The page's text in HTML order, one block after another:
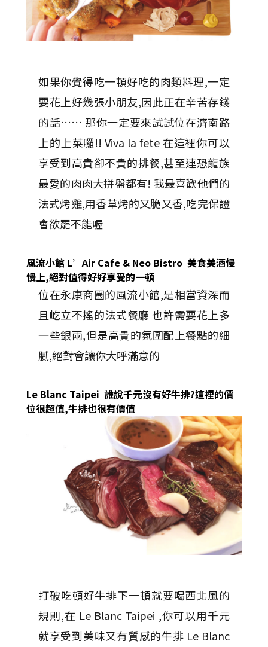
如果你覺得吃一頓好吃的肉類料理,一定
要花上好幾張小朋友,因此正在辛苦存錢
的話…… 那你一定要來試試位在濟南路
上的上菜囉!! Viva la fete 在這裡你可以
享受到高貴卻不貴的排餐,甚至連恐龍族
最愛的肉肉大拼盤都有! 我最喜歡他們的
法式烤雞,用香草烤的又脆又香,吃完保證
會欲罷不能喔
風流小館 L’Air Cafe & Neo Bistro 美食美酒慢
慢上,絕對值得好好享受的一頓
位在永康商圈的風流小館,是相當資深而
且屹立不搖的法式餐廳 也許需要花上多
一些銀兩,但是高貴的氛圍配上餐點的細
膩,絕對會讓你大呼滿意的
Le Blanc Taipei 誰說千元沒有好牛排?這裡的價
位很超值,牛排也很有價值
打破吃頓好牛排下一頓就要喝西北風的
規則,在 Le Blanc Taipei ,你可以用千元
就享受到美味又有質感的牛排 Le Blanc